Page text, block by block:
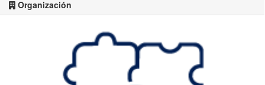
Organización